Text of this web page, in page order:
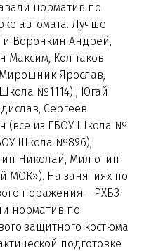
норматив по
автомата. Лучше
Воронкин Андрей,
Максим, Колпаков
Ярослав,
№1114) , Югай
Сергеев
(все из ГБОУ Школа №
Школа №896),
Николай, Милютин
МОК»). На занятиях по
поражения – РХБЗ
норматив по
защитного костюма
подготовке